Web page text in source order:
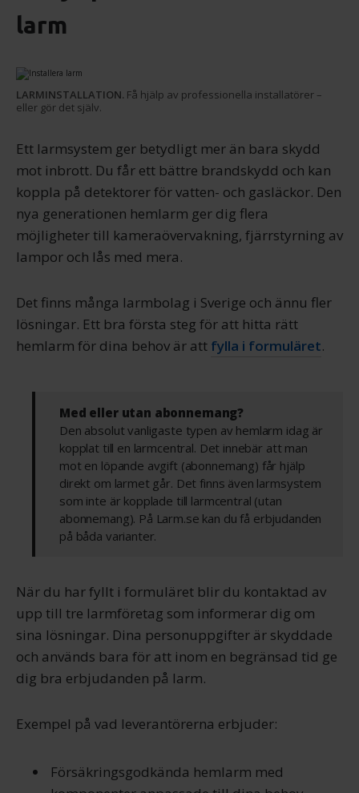
larm
LARMINSTALLATION. Få hjälp av professionella installatörer –
eller gör det själv.
Ett larmsystem ger betydligt mer än bara skydd
mot inbrott. Du får ett bättre brandskydd och kan
koppla på detektorer för vatten- och gasläckor. Den
nya generationen hemlarm ger dig flera
möjligheter till kameraövervakning, fjärrstyrning av
lampor och lås med mera.
Det finns många larmbolag i Sverige och ännu fler
lösningar. Ett bra första steg för att hitta rätt
hemlarm för dina behov är att fylla i formuläret.
Med eller utan abonnemang?
Den absolut vanligaste typen av hemlarm idag är
kopplat till en larmcentral. Det innebär att man
mot en löpande avgift (abonnemang) får hjälp
direkt om larmet går. Det finns även larmsystem
som inte är kopplade till larmcentral (utan
abonnemang). På Larm.se kan du få erbjudanden
på båda varianter.
När du har fyllt i formuläret blir du kontaktad av
upp till tre larmföretag som informerar dig om
sina lösningar. Dina personuppgifter är skyddade
och används bara för att inom en begränsad tid ge
dig bra erbjudanden på larm.
Exempel på vad leverantörerna erbjuder:
Försäkringsgodkända hemlarm med